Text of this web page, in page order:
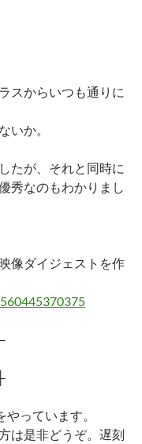
スからいつも通りに
いか。
たが、それと同時に
秀なのもわかりまし
像ダイジェストを作
っています。
は是非どうぞ。遅刻